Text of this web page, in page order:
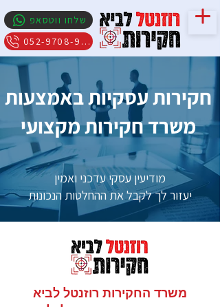
שלחו ווטסאפ
052-9708-909
מודיעין עסקי עדכני ואמין
יעזור לך לקבל את ההחלטות הנכונות
חקירות עסקיות באמצעות
משרד חקירות מקצועי
משרד החקירות רוזנטל לביא